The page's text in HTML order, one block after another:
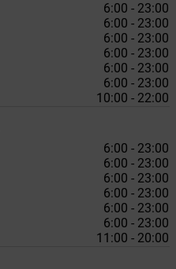
6:00 - 23:00
6:00 - 23:00
6:00 - 23:00
6:00 - 23:00
6:00 - 23:00
6:00 - 23:00
10:00 - 22:00
6:00 - 23:00
6:00 - 23:00
6:00 - 23:00
6:00 - 23:00
6:00 - 23:00
6:00 - 23:00
11:00 - 20:00